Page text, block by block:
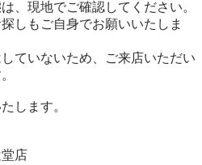
、現地でご確認してください。
しもご自身でお願いいたしま
ていないため、ご来店いただい
します。
店